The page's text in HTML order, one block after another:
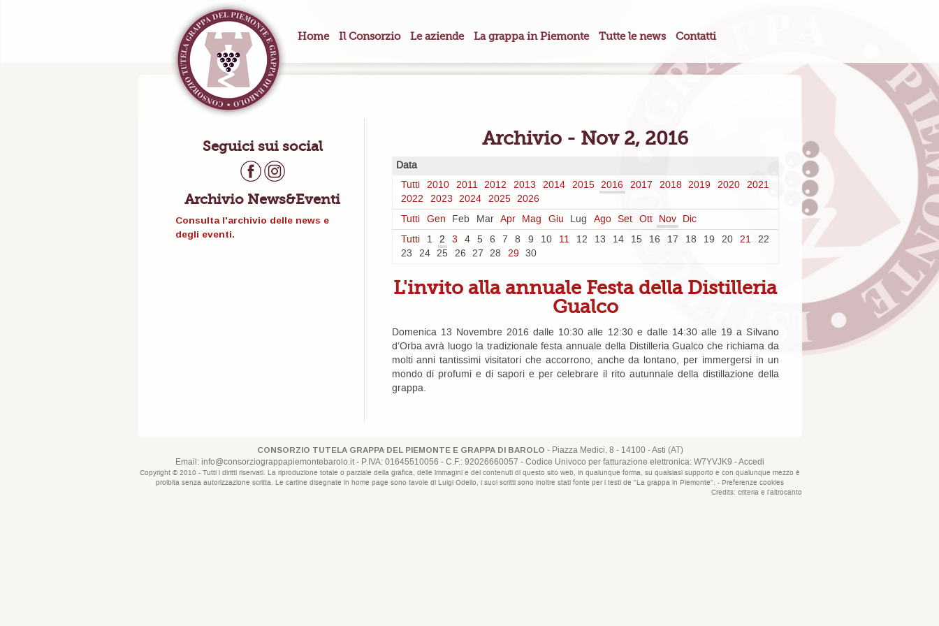
Home Il Consorzio Le aziende La grappa in Piemonte Tutte le news Contatti
Seguici sui social
Archivio News&Eventi
Consulta l'archivio delle news e
degli eventi.
Archivio - Nov 2, 2016
Data
Tutti
2010 2011 2012 2013 2014 2015 2016 2017 2018 2019 2020
2021
2022
2023 2024 2025 2026
Tutti
Gen Feb Mar Apr Mag Giu Lug Ago Set Ott Nov
Dic
Tutti
1 2 3 4 5 6 7 8 9 10 11 12 13 14 15 16 17 18 19 20 21
22
23
24 25 26 27 28 29 30
L'invito alla annuale Festa della Distilleria
Gualco
Domenica 13 Novembre 2016 dalle 10:30 alle 12:30 e dalle 14:30 alle 19 a Silvano
d’Orba avrà luogo la tradizionale festa annuale della Distilleria Gualco che richiama da
molti anni tantissimi visitatori che accorrono, anche da lontano, per immergersi in un
mondo di profumi e di sapori e per celebrare il rito autunnale della distillazione della
grappa.
CONSORZIO TUTELA GRAPPA DEL PIEMONTE E GRAPPA DI BAROLO - Piazza Medici, 8 - 14100 - Asti (AT)
Email: info@consorziograppapiemontebarolo.it- P.IVA: 01645510056 - C.F.: 92026660057 - Codice Univoco per fatturazione elettronica: W7YVJK9 -Accedi
Copyright © 2010 - Tutti i diritti riservati. La riproduzione totale o parziale della grafica, delle immagini e dei contenuti di questo sito web, in qualunque forma, su qualsiasi supporto e con qualunque mezzo è
proibita senza autorizzazione scritta. Le cartine disegnate in home page sono tavole di Luigi Odello, i suoi scritti sono inoltre stati fonte per i testi de "La grappa in Piemonte". - Preferenze cookies
Credits: criteriae l'altrocanto